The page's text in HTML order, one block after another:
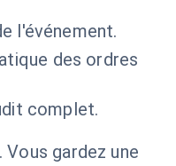
l'événement.
des ordres
complet.
Vous gardez une